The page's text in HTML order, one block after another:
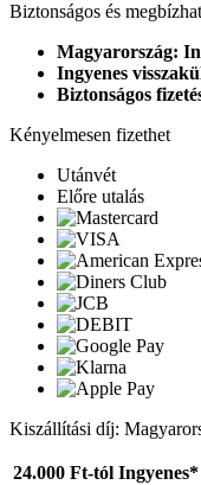
Biztonságos és
Magyarország:
Ingyenes
Biztonságos
Kényelmesen fizethet
Utánvét
Előre utalás
Kiszállítási díj:
24.000 Ft-tól Ingyenes*